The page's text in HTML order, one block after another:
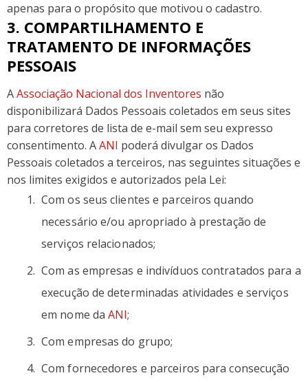
apenas para o propósito que motivou o cadastro.
3. COMPARTILHAMENTO E
TRATAMENTO DE INFORMAÇÕES
PESSOAIS
AAssociação Nacional dos Inventores não
disponibilizará Dados Pessoais coletados em seus sites
para corretores de lista de e-mail sem seu expresso
consentimento. AANI poderá divulgar os Dados
Pessoais coletados a terceiros, nas seguintes situações e
nos limites exigidos e autorizados pela Lei:
Com os seus clientes e parceiros quando
necessário e/ou apropriado à prestação de
serviços relacionados;
Com as empresas e indivíduos contratados para a
execução de determinadas atividades e serviços
em nome daANI;
Com empresas do grupo;
Com fornecedores e parceiros para consecução